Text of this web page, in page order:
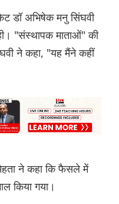
डॉ अभिषेक मनु सिंघवी
"संस्थापक माताओं" की
ने कहा, "यह मैंने कहीं
ने कहा कि फैसले में
किया गया।